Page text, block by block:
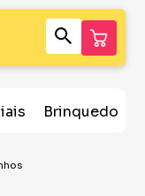
Brinquedos